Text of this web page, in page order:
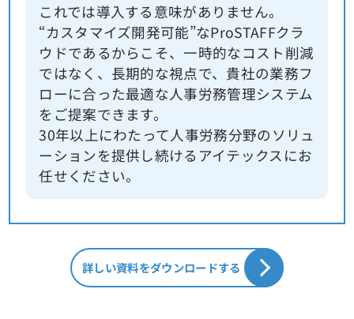
これでは導入する意味がありません。
“カスタマイズ開発可能”なProSTAFFクラ
ウドであるからこそ、一時的なコスト削減
ではなく、長期的な視点で、貴社の業務フ
ローに合った最適な人事労務管理システム
をご提案できます。
30年以上にわたって人事労務分野のソリュ
ーションを提供し続けるアイテックスにお
任せください。
詳しい資料をダウンロードする